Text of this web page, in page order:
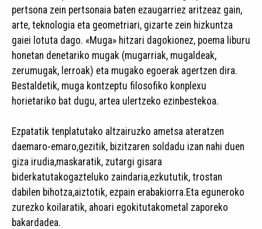
pertsona zein pertsonaia baten ezaugarriez aritzeaz gain,
arte, teknologia eta geometriari, gizarte zein hizkuntza
gaiei lotuta dago. «Muga» hitzari dagokionez, poema liburu
honetan denetariko mugak (mugarriak, mugaldeak,
zerumugak, lerroak) eta mugako egoerak agertzen dira.
Bestaldetik, muga kontzeptu filosofiko konplexu
horietariko bat dugu, artea ulertzeko ezinbestekoa.
Ezpatatik tenplatutako altzairuzko ametsa ateratzen
daemaro-emaro,gezitik, bizitzaren soldadu izan nahi duen
giza irudia,maskaratik, zutargi gisara
biderkatutakogazteluko zaindaria,ezkututik, trostan
dabilen bihotza,aiztotik, ezpain erabakiorra.Eta eguneroko
zurezko koilaratik, ahoari egokitutakometal zaporeko
bakardadea.